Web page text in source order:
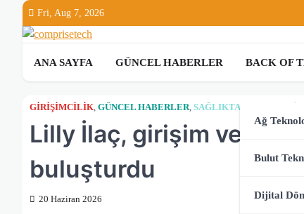
content
Fri, Aug 7, 2026
ANA SAYFA GÜNCEL HABERLER BACK OF
Ağ
Bulut
Dijital
GIRIŞIMCILIK, GÜNCEL HABERLER, SAĞLIKTA TEKNOLOJI
Lilly İlaç, girişim ve iş
buluşturdu
20 Haziran 2026